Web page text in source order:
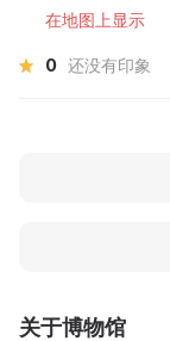
关于博物馆
在地图上显示
0 还没有印象